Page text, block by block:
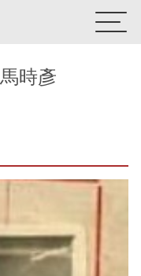
馬時彥